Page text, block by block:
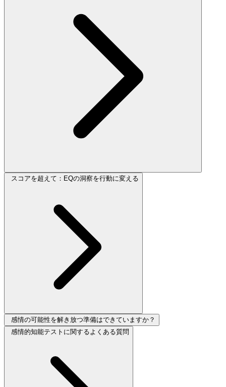
スコアを超えて：EQの洞察を行動に変える
感情の可能性を解き放つ準備はできていますか？
感情的知能テストに関するよくある質問